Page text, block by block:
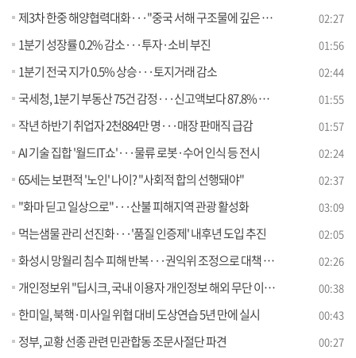
제3차 한중 해양협력대화···"중국 서해 구조물에 깊은 우려" 02:27
1분기 성장률 0.2% 감소···투자·소비 부진 01:56
1분기 전국 지가 0.5% 상승···토지거래 감소 02:44
국세청, 1분기 부동산 75건 감정···신고액보다 87.8% 높게 평가 01:55
작년 하반기 취업자 2천884만 명···매장 판매직 급감 01:57
AI 기술 집합 '월드IT쇼'···물류 로봇·수어 인식 등 전시 02:24
65세는 보편적 '노인' 나이? "사회적 합의 선행돼야" 02:37
"화마 딛고 일상으로"···산불 피해지역 관광 활성화 03:09
먹는샘물 관리 선진화···'품질 인증제' 내후년 도입 추진 02:05
화성시 망월리 침수 피해 반복···권익위 조정으로 대책 마련 02:26
개인정보위 "딥시크, 국내 이용자 개인정보 해외 무단 이전" 00:38
한미일, 북핵·미사일 위협 대비 도상연습 5년 만에 실시 00:43
정부, 교황 선종 관련 민관합동 조문사절단 파견 00:27